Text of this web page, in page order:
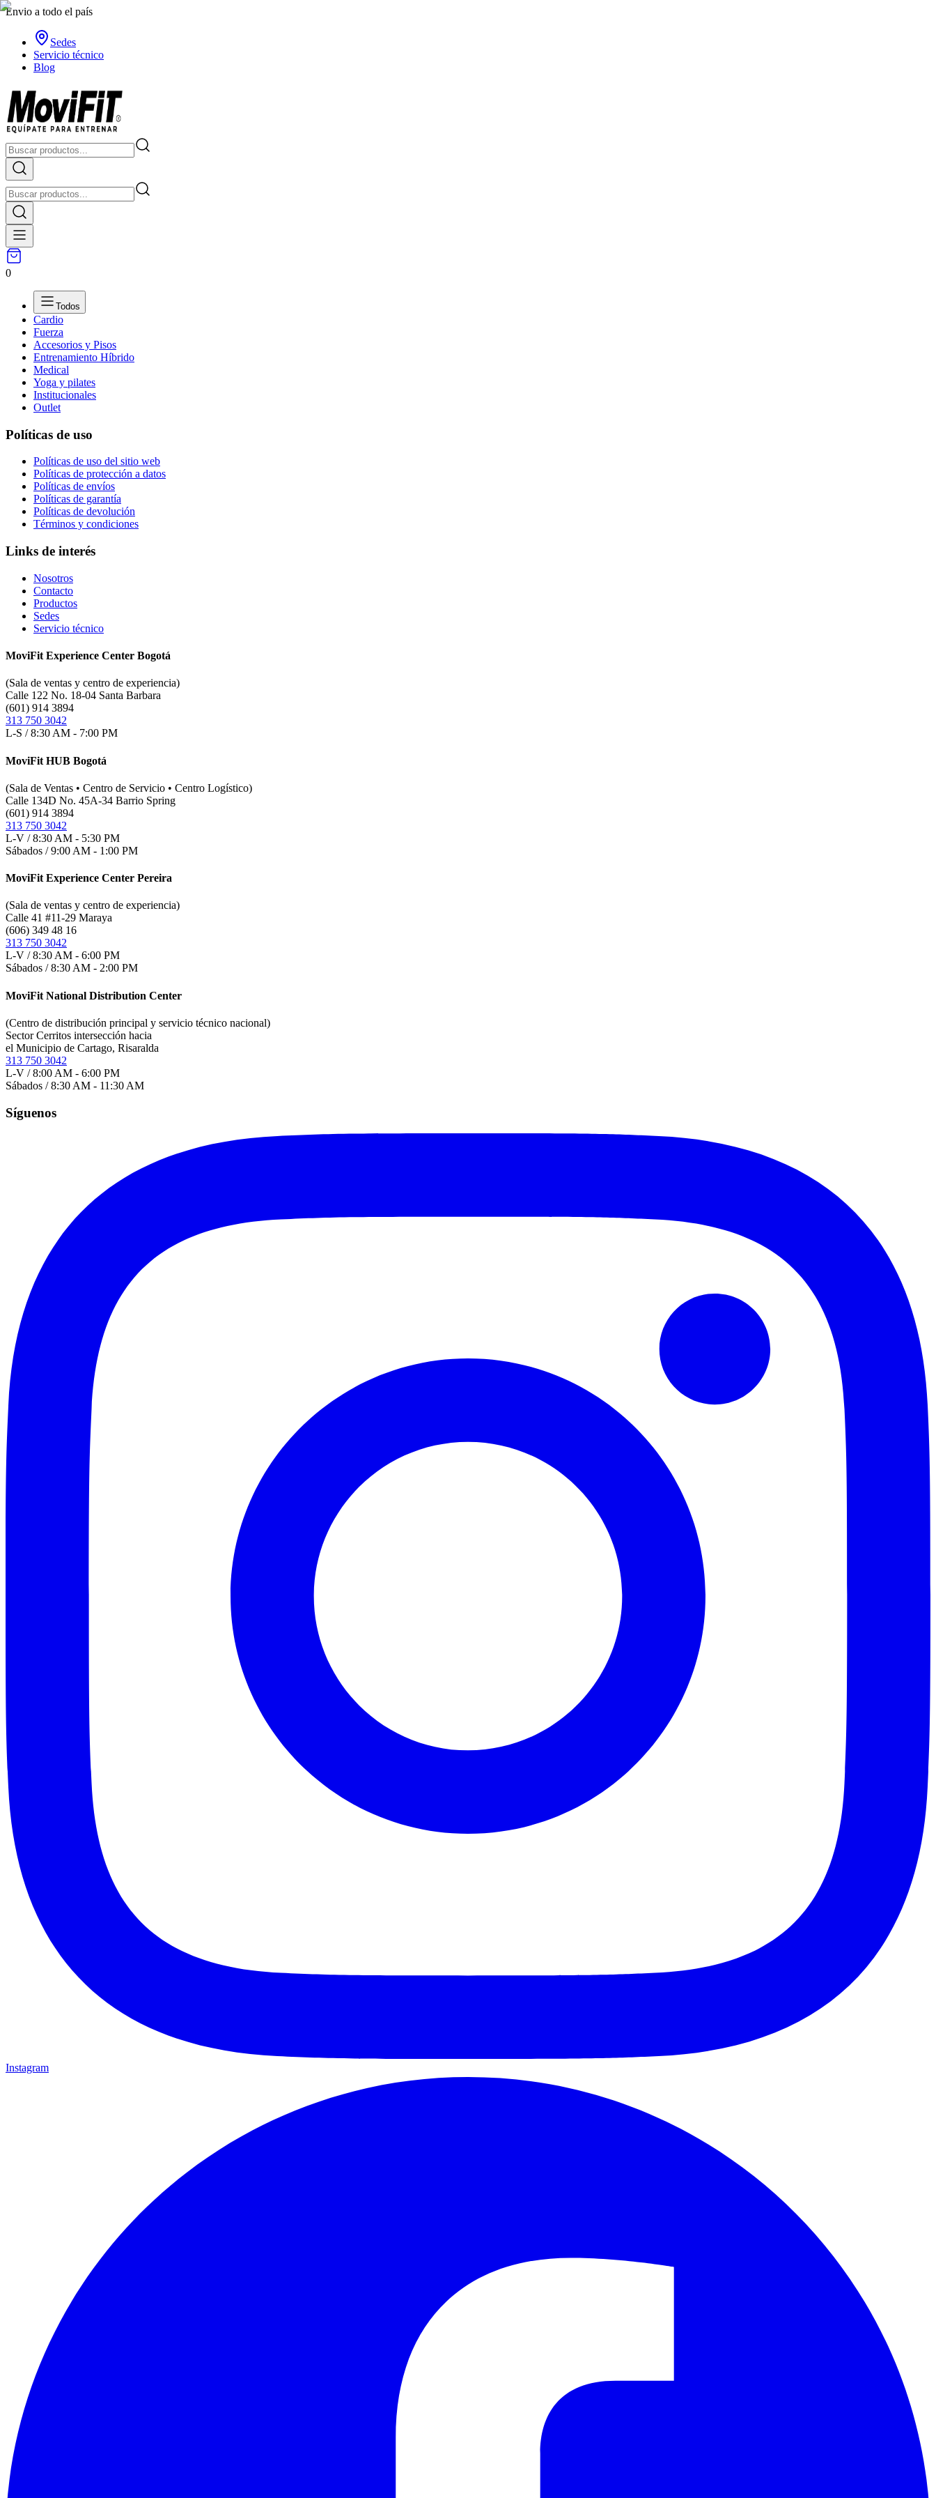
Envio a todo el país
Sedes
Servicio técnico
Blog
0
Todos
Cardio
Fuerza
Accesorios y Pisos
Entrenamiento Híbrido
Medical
Yoga y pilates
Institucionales
Outlet
Políticas de uso
Políticas de uso del sitio web
Políticas de protección a datos
Políticas de envíos
Políticas de garantía
Políticas de devolución
Términos y condiciones
Links de interés
Nosotros
Contacto
Productos
Sedes
Servicio técnico
MoviFit Experience Center Bogotá
(Sala de ventas y centro de experiencia)
Calle 122 No. 18-04 Santa Barbara
(601) 914 3894
313 750 3042
L-S / 8:30 AM - 7:00 PM
MoviFit HUB Bogotá
(Sala de Ventas • Centro de Servicio • Centro Logístico)
Calle 134D No. 45A-34 Barrio Spring
(601) 914 3894
313 750 3042
L-V / 8:30 AM - 5:30 PM
Sábados / 9:00 AM - 1:00 PM
MoviFit Experience Center Pereira
(Sala de ventas y centro de experiencia)
Calle 41 #11-29 Maraya
(606) 349 48 16
313 750 3042
L-V / 8:30 AM - 6:00 PM
Sábados / 8:30 AM - 2:00 PM
MoviFit National Distribution Center
(Centro de distribución principal y servicio técnico nacional)
Sector Cerritos intersección hacia
el Municipio de Cartago, Risaralda
313 750 3042
L-V / 8:00 AM - 6:00 PM
Sábados / 8:30 AM - 11:30 AM
Síguenos
Instagram